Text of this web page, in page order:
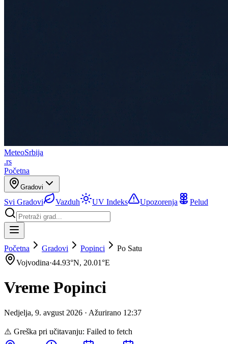
MeteoSrbija
.rs
Početna
Gradovi
Svi Gradovi Vazduh UV Indeks Upozorenja Pelud
Početna Gradovi Popinci
Po Satu
Vojvodina·44.93°N, 20.01°E
Vreme Popinci
Nedjelja, 9. avgust 2026 · Ažurirano 12:37
⚠️ Greška pri učitavanju: Failed to fetch